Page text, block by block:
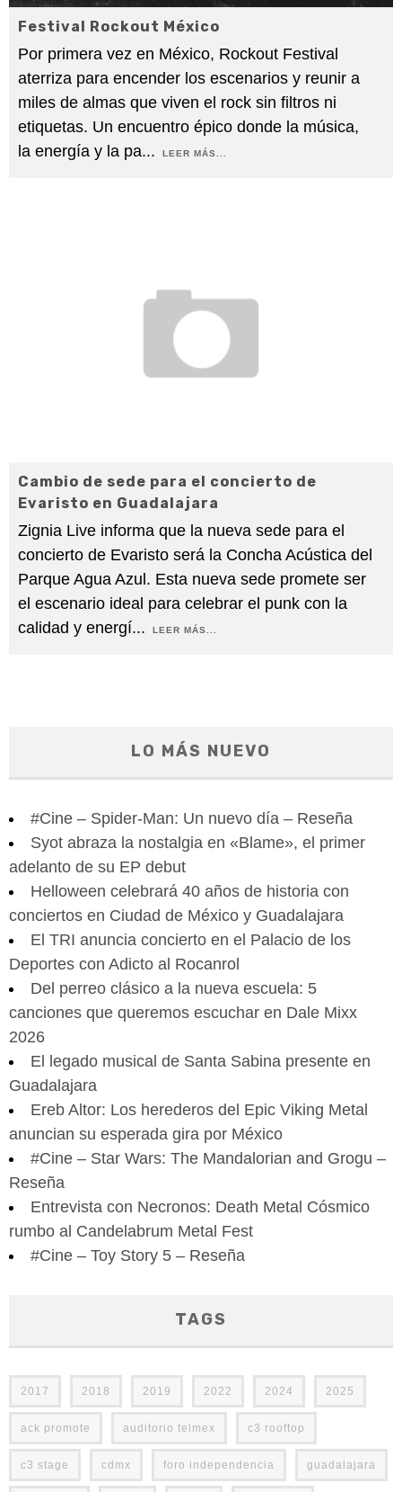
Festival Rockout México
Por primera vez en México, Rockout Festival
aterriza para encender los escenarios y reunir a
miles de almas que viven el rock sin filtros ni
etiquetas. Un encuentro épico donde la música,
la energía y la pa... LEER MÁS...
Cambio de sede para el concierto de
Evaristo en Guadalajara
Zignia Live informa que la nueva sede para el
concierto de Evaristo será la Concha Acústica del
Parque Agua Azul. Esta nueva sede promete ser
el escenario ideal para celebrar el punk con la
calidad y energí... LEER MÁS...
LO MÁS NUEVO
#Cine – Spider-Man: Un nuevo día – Reseña
Syot abraza la nostalgia en «Blame», el primer
adelanto de su EP debut
Helloween celebrará 40 años de historia con
conciertos en Ciudad de México y Guadalajara
El TRI anuncia concierto en el Palacio de los
Deportes con Adicto al Rocanrol
Del perreo clásico a la nueva escuela: 5
canciones que queremos escuchar en Dale Mixx
2026
El legado musical de Santa Sabina presente en
Guadalajara
Ereb Altor: Los herederos del Epic Viking Metal
anuncian su esperada gira por México
#Cine – Star Wars: The Mandalorian and Grogu –
Reseña
Entrevista con Necronos: Death Metal Cósmico
rumbo al Candelabrum Metal Fest
#Cine – Toy Story 5 – Reseña
TAGS
2017 2018 2019 2022 2024 2025
ack promote auditorio telmex c3 rooftop
c3 stage cdmx foro independencia guadalajara